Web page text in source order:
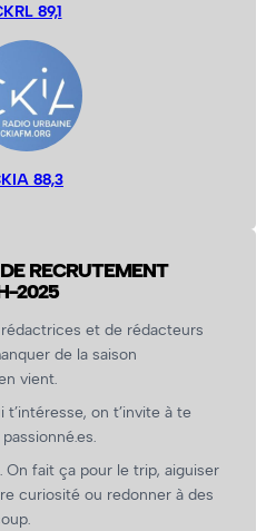
89,1
88,3
RECRUTEMENT
2025
et de rédacteurs
de la saison
vient.
t’intéresse, on t’invite à te
On fait ça pour le trip, aiguiser
curiosité ou redonner à des